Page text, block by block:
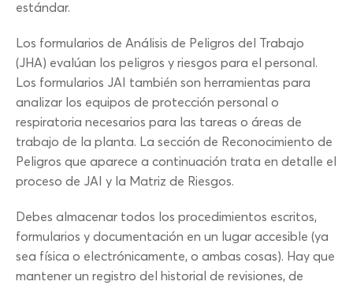
estándar.
Los formularios de Análisis de Peligros del Trabajo
(JHA) evalúan los peligros y riesgos para el personal.
Los formularios JAI también son herramientas para
analizar los equipos de protección personal o
respiratoria necesarios para las tareas o áreas de
trabajo de la planta. La sección de Reconocimiento de
Peligros que aparece a continuación trata en detalle el
proceso de JAI y la Matriz de Riesgos.
Debes almacenar todos los procedimientos escritos,
formularios y documentación en un lugar accesible (ya
sea física o electrónicamente, o ambas cosas). Hay que
mantener un registro del historial de revisiones, de